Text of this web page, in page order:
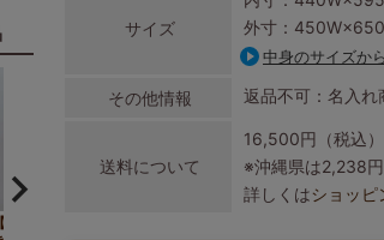
【小ロット】テープ付
サイズ
外寸：
中身のサイズか
その他情報 返品不可：名入れ
送料について
16,500円（税込）
※沖縄県は2,238
詳しくはショッ